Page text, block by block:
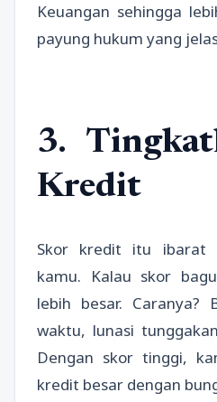
Keuangan sehingga
payung hukum yang
3.
Kredit
Skor kredit itu ibarat
kamu. Kalau skor
lebih besar. Caranya?
waktu, lunasi
Dengan skor tinggi,
kredit besar dengan